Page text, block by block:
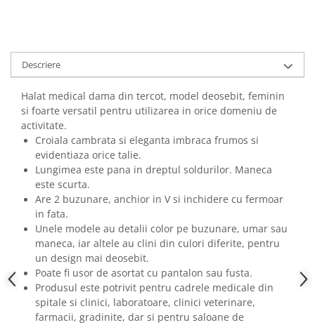
Descriere
Halat medical dama din tercot, model deosebit, feminin
si foarte versatil pentru utilizarea in orice domeniu de
activitate.
Croiala cambrata si eleganta imbraca frumos si
evidentiaza orice talie.
Lungimea este pana in dreptul soldurilor. Maneca
este scurta.
Are 2 buzunare, anchior in V si inchidere cu fermoar
in fata.
Unele modele au detalii color pe buzunare, umar sau
maneca, iar altele au clini din culori diferite, pentru
un design mai deosebit.
Poate fi usor de asortat cu pantalon sau fusta.
Produsul este potrivit pentru cadrele medicale din
spitale si clinici, laboratoare, clinici veterinare,
farmacii, gradinite, dar si pentru saloane de